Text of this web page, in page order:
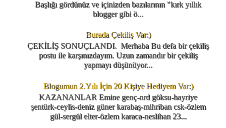
Başlığı gördünüz ve içinizden bazılarının "kırk yıllık
blogger gibi ö...
Burada Çekiliş Var:)
ÇEKİLİŞ SONUÇLANDI. Merhaba Bu defa bir çekiliş
postu ile karşınızdayım. Uzun zamandır bir çekiliş
yapmayı düşünüyor...
Blogumun 2.Yılı İçin 20 Kişiye Hediyem Var:)
KAZANANLAR Emine genç-nrd göksu-hayriye
şentürk-ceylis-deniz güner karabaş-mihriban csk-özlem
gül-sergül elter-özlem karaca-neslihan 23...